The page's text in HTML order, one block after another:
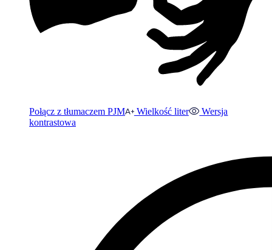
Połącz z tłumaczem PJM Wielkość liter
Wersja
kontrastowa